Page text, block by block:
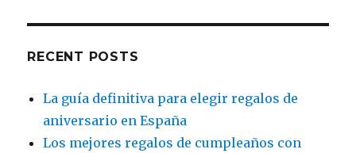
RECENT POSTS
La guía definitiva para elegir regalos de
aniversario en España
Los mejores regalos de cumpleaños con